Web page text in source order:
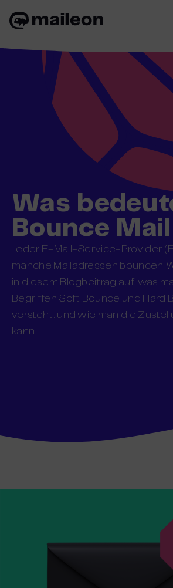
Was
Bounce Mail
Jeder E-Mail-Service-Provider
manche Mailadressen bouncen.
in diesem Blogbeitrag auf, was
Begriffen Soft Bounce und Hard
versteht, und wie man die
kann.